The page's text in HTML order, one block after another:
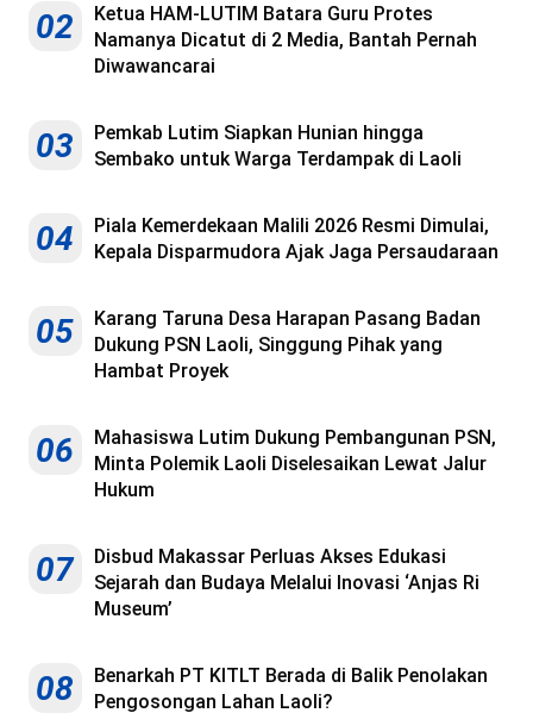
02
Ketua HAM-LUTIM Batara Guru Protes
Namanya Dicatut di 2 Media, Bantah Pernah
Diwawancarai
03
Pemkab Lutim Siapkan Hunian hingga
Sembako untuk Warga Terdampak di Laoli
04
Piala Kemerdekaan Malili 2026 Resmi Dimulai,
Kepala Disparmudora Ajak Jaga Persaudaraan
05
Karang Taruna Desa Harapan Pasang Badan
Dukung PSN Laoli, Singgung Pihak yang
Hambat Proyek
06
Mahasiswa Lutim Dukung Pembangunan PSN,
Minta Polemik Laoli Diselesaikan Lewat Jalur
Hukum
07
Disbud Makassar Perluas Akses Edukasi
Sejarah dan Budaya Melalui Inovasi ‘Anjas Ri
Museum’
08
Benarkah PT KITLT Berada di Balik Penolakan
Pengosongan Lahan Laoli?